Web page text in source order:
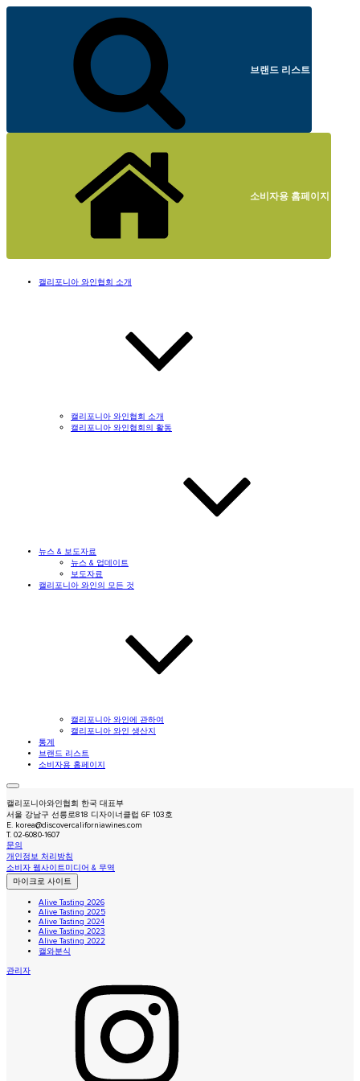
브랜드 리스트
소비자용 홈페이지
캘리포니아 와인협회 소개
캘리포니아 와인협회 소개
캘리포니아 와인협회의 활동
뉴스 & 보도자료
뉴스 & 업데이트
보도자료
캘리포니아 와인의 모든 것
캘리포니아 와인에 관하여
캘리포니아 와인 생산지
통계
브랜드 리스트
소비자용 홈페이지
캘리포니아와인협회 한국 대표부
서울 강남구 선릉로818 디자이너클럽 6F 103호
E. korea@discovercaliforniawines.com
T. 02-6080-1607
문의
개인정보 처리방침
소비자 웹사이트미디어 & 무역
마이크로 사이트
Alive Tasting 2026
Alive Tasting 2025
Alive Tasting 2024
Alive Tasting 2023
Alive Tasting 2022
캘와분식
관리자